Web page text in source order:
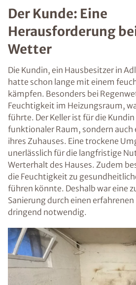
Der Kunde: Eine
Herausforderung
Wetter
Die Kundin, ein Hausbesitzer in
hatte schon lange mit einem
kämpfen. Besonders bei
Feuchtigkeit im Heizungsraum,
führte. Der Keller ist für die
funktionaler Raum, sondern auch
ihres Zuhauses. Eine trockene
unerlässlich für die langfristige
Werterhalt des Hauses. Zudem
die Feuchtigkeit zu
führen könnte. Deshalb war eine
Sanierung durch einen erfahrenen
dringend notwendig.